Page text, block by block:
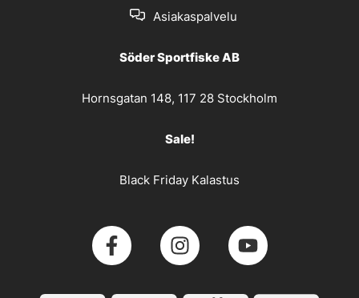
Asiakaspalvelu
Söder Sportfiske AB
Hornsgatan 148, 117 28 Stockholm
Sale!
Black Friday Kalastus